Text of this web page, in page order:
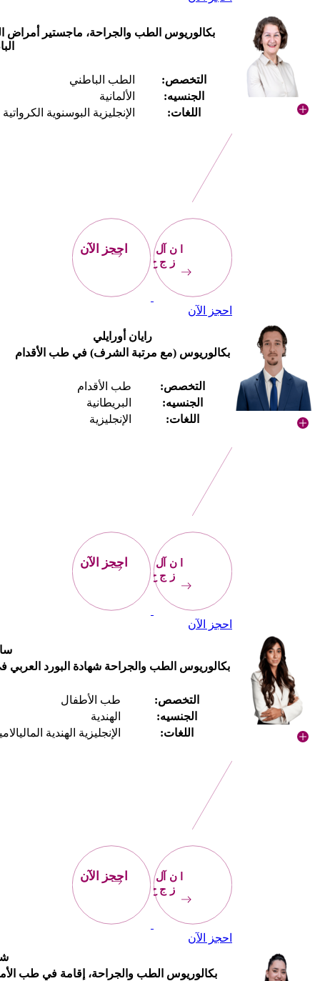
بكالوريوس الطب والجراحة، ماجستير أمراض
التخصص:
الطب الباطني
الجنسيه:
الألمانية
اللغات:
الإنجليزية البوسنوية
احجز
الآن احجز الآن
احجز الآن
رايان أورايلي
بكالوريوس (مع مرتبة الشرف) في طب الأقدام
التخصص:
طب الأقدام
الجنسيه:
البريطانية
اللغات:
الإنجليزية
احجز
الآن احجز الآن
احجز الآن
بكالوريوس الطب والجراحة شهادة البورد
التخصص:
طب الأطفال
الجنسيه:
الهندية
اللغات:
الإنجليزية الهندية
احجز
الآن احجز الآن
احجز الآن
بكالوريوس الطب والجراحة، إقامة في طب